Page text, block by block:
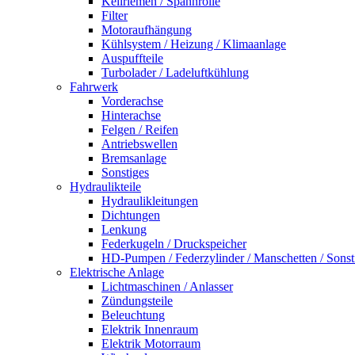
Filter
Motoraufhängung
Kühlsystem / Heizung / Klimaanlage
Auspuffteile
Turbolader / Ladeluftkühlung
Fahrwerk
Vorderachse
Hinterachse
Felgen / Reifen
Antriebswellen
Bremsanlage
Sonstiges
Hydraulikteile
Hydraulikleitungen
Dichtungen
Lenkung
Federkugeln / Druckspeicher
HD-Pumpen / Federzylinder / Manschetten /
Elektrische Anlage
Lichtmaschinen / Anlasser
Zündungsteile
Beleuchtung
Elektrik Innenraum
Elektrik Motorraum